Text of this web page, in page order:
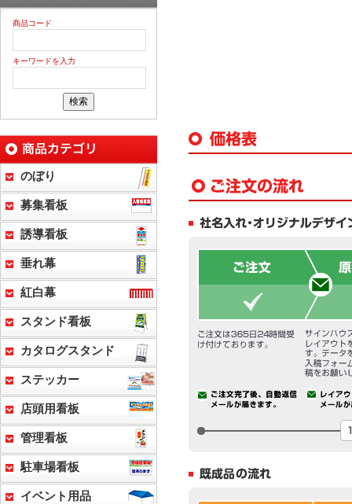
商品コード
キーワードを入力
のぼり
募集看板
誘導看板
垂れ幕
紅白幕
スタンド看板
カタログスタンド
ステッカー
店頭用看板
管理看板
駐車場看板
イベント用品